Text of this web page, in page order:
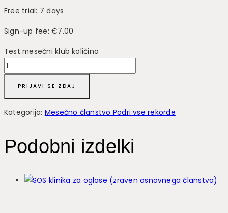
Free trial: 7 days
Sign-up fee:€7.00
Test mesečni klub količina
PRIJAVI SE ZDAJ
Kategorija: Mesečno članstvo Podri vse rekorde
Podobni izdelki